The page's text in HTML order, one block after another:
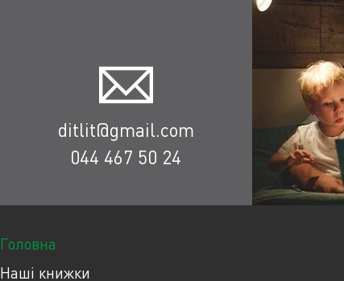
ditlit@gmail.com
044 467 50 24
Головна
Наші книжки